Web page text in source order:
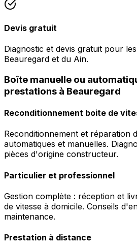
Devis gratuit
Diagnostic et devis gratuit pour
Beauregard et du Ain.
Boîte manuelle ou
prestations à Beauregard
Reconditionnement boite de
Reconditionnement et réparation
automatiques et manuelles.
pièces d'origine constructeur.
Particulier et professionnel
Gestion complète : réception et
de vitesse à domicile. Conseils
maintenance.
Prestation à distance